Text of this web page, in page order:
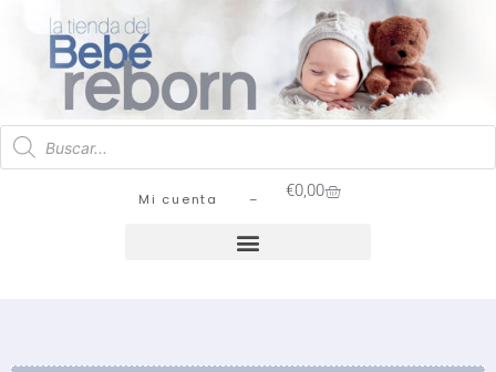
Mi cuenta – €0,00